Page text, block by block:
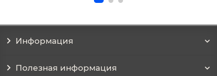
Информация
Полезная информация